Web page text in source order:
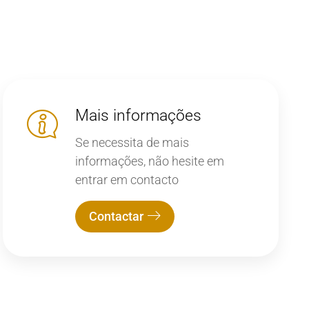
Mais informações
Se necessita de mais
informações, não hesite em
entrar em contacto
Contactar